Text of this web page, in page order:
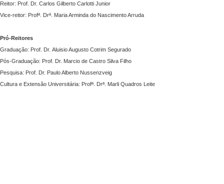
Reitor: Prof. Dr. Carlos Gilberto Carlotti Junior
Vice-reitor: Profª. Drª. Maria Arminda do Nascimento Arruda
Pró-Reitores
Graduação: Prof. Dr. Aluisio Augusto Cotrim Segurado
Pós-Graduação: Prof. Dr. Marcio de Castro Silva Filho
Pesquisa: Prof. Dr. Paulo Alberto Nussenzveig
Cultura e Extensão Universitária: Profª. Drª. Marli Quadros Leite